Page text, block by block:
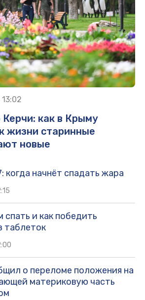
как в Крыму
жизни старинные
новые
когда начнёт спадать жара
и как победить
таблеток
о переломе положения на
материковую часть